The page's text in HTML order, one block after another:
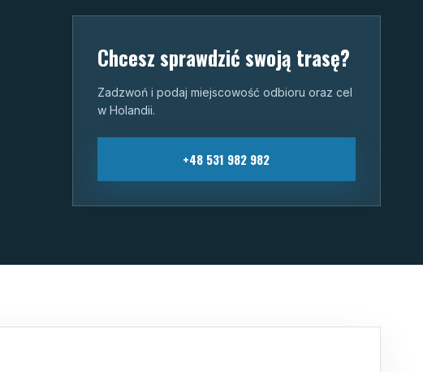
Chcesz sprawdzić swoją trasę?
Zadzwoń i podaj miejscowość odbioru oraz cel
w Holandii.
+48 531 982 982